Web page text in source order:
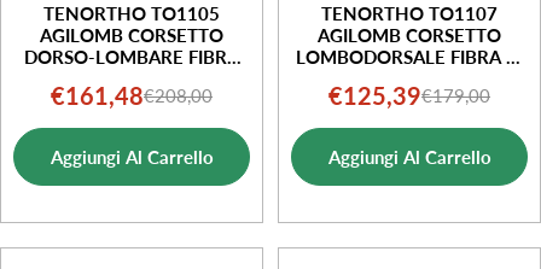
TENORTHO TO1105
AGILOMB CORSETTO
DORSO-LOMBARE FIBRA
Prezzo
di
vendita
€161,48Prezzo
normale
€208,00
Aggiungi Al Carrello
TENORTHO TO1107
AGILOMB CORSETTO
LOMBODORSALE FIBRA DI
Prezzo
di
vendita
€125,39Prezzo
normale
€179,00
Aggiungi Al Carrello